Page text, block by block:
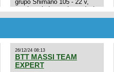
grupo Shimano 105 - 22 v,
cuadro: triatlon carbono dual
26/12/24 08:13
BTT MASSI TEAM
EXPERT